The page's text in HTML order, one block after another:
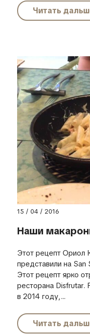
Читать
15 / 04 / 2016
Наши
Этот рецепт Ориол
представили на San
Этот рецепт ярко
ресторана
в 2014 году,...
Читать